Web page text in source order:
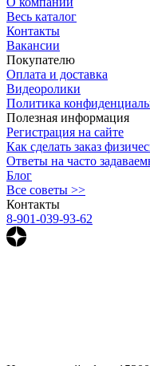
Весь каталог
Контакты
Вакансии
Покупателю
Оплата и доставка
Видеоролики
Политика
Полезная информация
Регистрация на сайте
Как сделать заказ
Ответы на часто
Блог
Все советы >>
Контакты
8-901-039-93-62